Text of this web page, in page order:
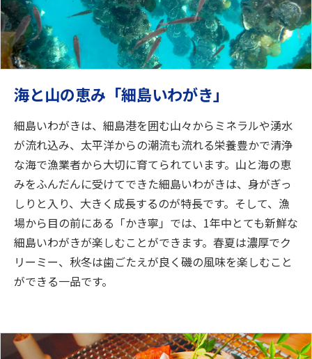
海と山の恵み「細島いわがき」
細島いわがきは、細島港を囲む山々からミネラルや湧水
が流れ込み、太平洋からの潮流も流れる栄養豊かで清浄
な海で漁業者から大切に育てられています。山と海の恵
みをふんだんに受けてできた細島いわがきは、身がぎっ
しりと入り、大きく成長するのが特長です。そして、漁
場から目の前にある「かき寧」では、1年中とても新鮮な
細島いわがきが楽しむことができます。春夏は濃厚でク
リーミー、秋冬は歯ごたえが良く磯の風味を楽しむこと
ができる一品です。